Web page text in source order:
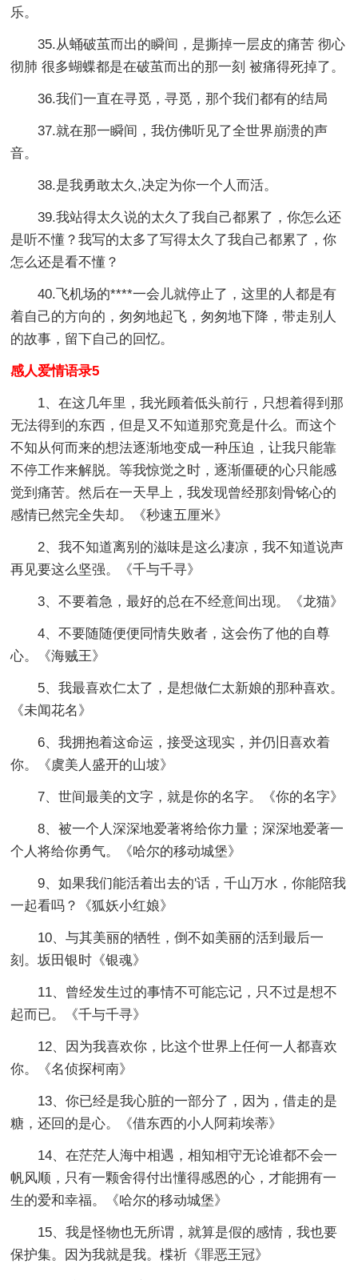
乐。
35.从蛹破茧而出的瞬间，是撕掉一层皮的痛苦 彻心
彻肺 很多蝴蝶都是在破茧而出的那一刻 被痛得死掉了。
36.我们一直在寻觅，寻觅，那个我们都有的结局
37.就在那一瞬间，我仿佛听见了全世界崩溃的声
音。
38.是我勇敢太久,决定为你一个人而活。
39.我站得太久说的太久了我自己都累了，你怎么还
是听不懂？我写的太多了写得太久了我自己都累了，你
怎么还是看不懂？
40.飞机场的****一会儿就停止了，这里的人都是有
着自己的方向的，匆匆地起飞，匆匆地下降，带走别人
的故事，留下自己的回忆。
感人爱情语录5
1、在这几年里，我光顾着低头前行，只想着得到那
无法得到的东西，但是又不知道那究竟是什么。而这个
不知从何而来的想法逐渐地变成一种压迫，让我只能靠
不停工作来解脱。等我惊觉之时，逐渐僵硬的心只能感
觉到痛苦。然后在一天早上，我发现曾经那刻骨铭心的
感情已然完全失却。《秒速五厘米》
2、我不知道离别的滋味是这么凄凉，我不知道说声
再见要这么坚强。《千与千寻》
3、不要着急，最好的总在不经意间出现。《龙猫》
4、不要随随便便同情失败者，这会伤了他的自尊
心。《海贼王》
5、我最喜欢仁太了，是想做仁太新娘的那种喜欢。
《未闻花名》
6、我拥抱着这命运，接受这现实，并仍旧喜欢着
你。《虞美人盛开的山坡》
7、世间最美的文字，就是你的名字。《你的名字》
8、被一个人深深地爱著将给你力量；深深地爱著一
个人将给你勇气。《哈尔的移动城堡》
9、如果我们能活着出去的'话，千山万水，你能陪我
一起看吗？《狐妖小红娘》
10、与其美丽的牺牲，倒不如美丽的活到最后一
刻。坂田银时《银魂》
11、曾经发生过的事情不可能忘记，只不过是想不
起而已。《千与千寻》
12、因为我喜欢你，比这个世界上任何一人都喜欢
你。《名侦探柯南》
13、你已经是我心脏的一部分了，因为，借走的是
糖，还回的是心。《借东西的小人阿莉埃蒂》
14、在茫茫人海中相遇，相知相守无论谁都不会一
帆风顺，只有一颗舍得付出懂得感恩的心，才能拥有一
生的爱和幸福。《哈尔的移动城堡》
15、我是怪物也无所谓，就算是假的感情，我也要
保护集。因为我就是我。楪祈《罪恶王冠》